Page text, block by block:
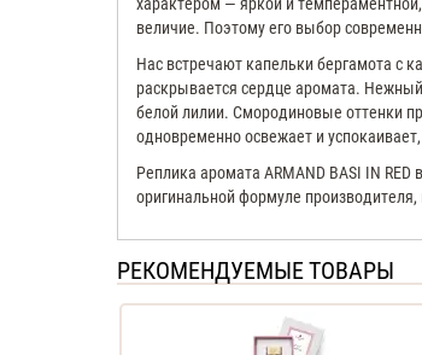
величие. Поэтому его выбор
Нас встречают капельки бергамота с
раскрывается сердце аромата.
белой лилии. Смородиновые оттенки
одновременно освежает и
Реплика аромата ARMAND BASI IN
оригинальной формуле
РЕКОМЕНДУЕМЫЕ ТОВАРЫ